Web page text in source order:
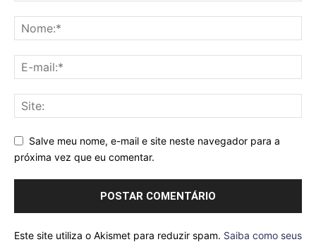
Salve meu nome, e-mail e site neste navegador para a
próxima vez que eu comentar.
Este site utiliza o Akismet para reduzir spam. Saiba como seus